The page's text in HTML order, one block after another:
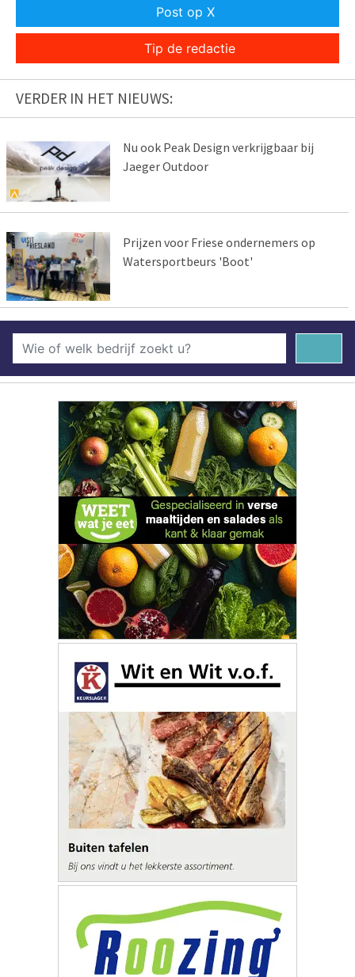
Post op X
Tip de redactie
VERDER IN HET NIEUWS:
Nu ook Peak Design verkrijgbaar bij
Jaeger Outdoor
Prijzen voor Friese ondernemers op
Watersportbeurs 'Boot'